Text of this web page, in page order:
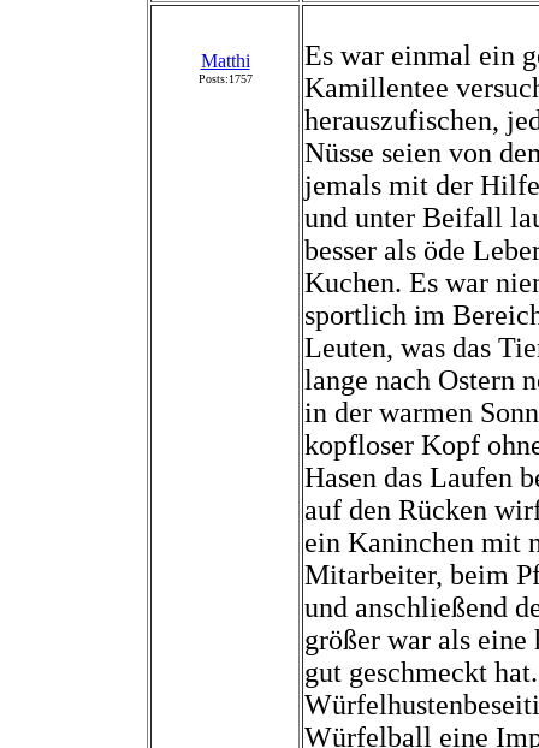
Matthi
Posts:1757
Es war einmal ein
Kamillentee
herauszufischen,
Nüsse seien von
jemals mit der
und unter Beifall
besser als öde
Kuchen. Es war
sportlich im
Leuten, was das
lange nach Ostern
in der warmen
kopfloser Kopf
Hasen das Laufen
auf den Rücken
ein Kaninchen mit
Mitarbeiter, beim
und anschließend
größer war als eine
gut geschmeckt
Würfelball eine